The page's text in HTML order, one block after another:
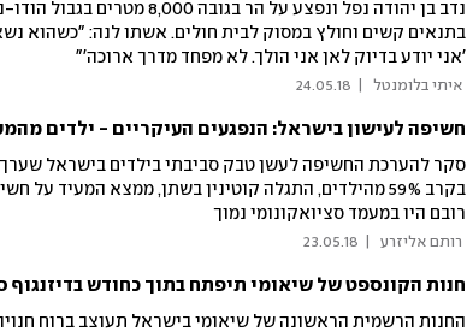
נדב בן יהודה נפל ונפצע על הר
בתנאים קשים וחולץ במסוק לבית חולים. אשתו לנה: "כשהוא
'אני יודע בדיוק לאן אני הולך. לא מפחד מדרך ארוכה'"
איתי בלומנטל 24.05.18
חשיפה לעישון בישראל: הנפגעים העיקריים - ילדים
סקר להערכת החשיפה לעשן טבק סביבתי בילדים בישראל
בקרב 59% מהילדים, התגלה קוטינין בשתן, ממצא המעיד
רובם היו במעמד סציואקונומי נמוך
רותם אליזרע 23.05.18
חנות הקונספט של שיאומי תיפתח בתוך כחודש בדיזנגוף
החנות הרשמית הראשונה של שיאומי בישראל תעוצב ברוח